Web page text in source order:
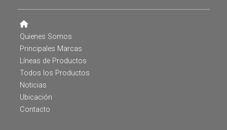
Quienes Somos
Principales Marcas
Líneas de Productos
Todos los Productos
Noticias
Ubicación
Contacto